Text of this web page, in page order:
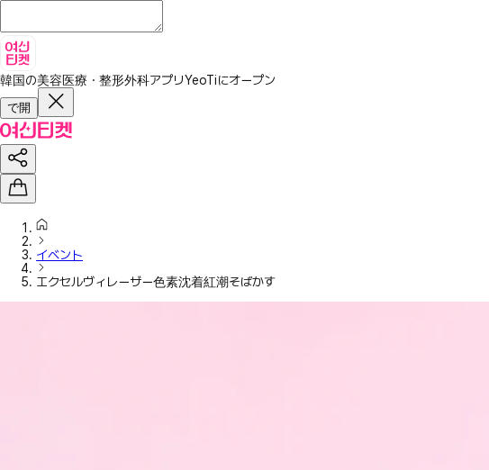
韓国の美容医療・整形外科アプリYeoTiにオープン
で開
イベント
エクセルヴィレーザー色素沈着紅潮そばかす